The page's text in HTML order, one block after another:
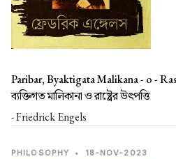
Paribar, Byaktigata Malikana - o -
ব্যক্তিগত মালিকানা ও রাষ্ট্রের উৎপত্তি
- Friedrick Engels
PHILOSOPHY • 18-NOV-2023